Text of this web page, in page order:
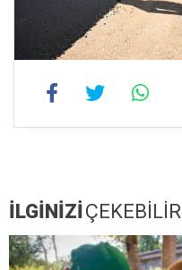
İLGİNİZİ ÇEKEBİLİR